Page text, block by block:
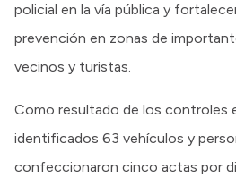
policial en la vía pública y
prevención en zonas de
vecinos y turistas.
Como resultado de los controles
identificados 63 vehículos y
confeccionaron cinco actas por